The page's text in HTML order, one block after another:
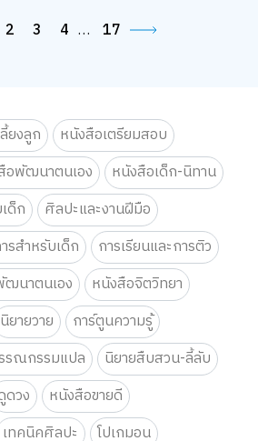
2 3 4 … 17
ยงลูก
หนังสือเตรียมสอบ
อพัฒนาตนเอง
หนังสือเด็ก-นิทาน
ด็ก
ศิลปะและงานฝีมือ
รสำหรับเด็ก
การเรียนและการติว
ฒนาตนเอง
หนังสือจิตวิทยา
นิยายวาย
การ์ตูนความรู้
รณกรรมแปล
นิยายสืบสวน-ลี้ลับ
ดวง
หนังสือขายดี
เทคนิคศิลปะ
โปเกมอน